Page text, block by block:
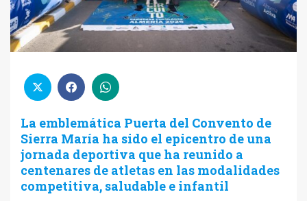
La emblemática Puerta del Convento de
Sierra María ha sido el epicentro de una
jornada deportiva que ha reunido a
centenares de atletas en las modalidades
competitiva, saludable e infantil